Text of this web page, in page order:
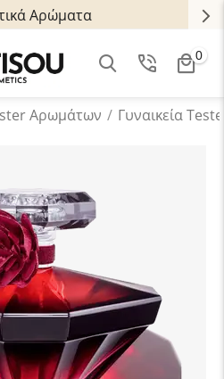
πληρωμής
0
Aρωμάτων / Γυναικεία